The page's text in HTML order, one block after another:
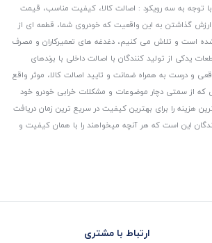
توجه به سه رویکرد : اصالت کالا، کیفیت مناسب، قیمت
ارزش گذاشتن به این واقعیت که خودروی شما، قطعه ای از
شده است و تلاش می کنیم، دغدغه های تعمیرکاران و مصرف
یدکی از تولید کنندگان با اصالت داخلی با برندهای
و درست به همراه ضمانت و تایید اصالت کالا، موثر واقع
که از سمتی دچار موضوعات و مشکلات خرابی خودرو خود
هزینه را برای بهترین کیفیت در سریع ترین زمان دریافت
این است که هر آنچه میخواهند را با همان کیفیت و
ارتباط با مشتری